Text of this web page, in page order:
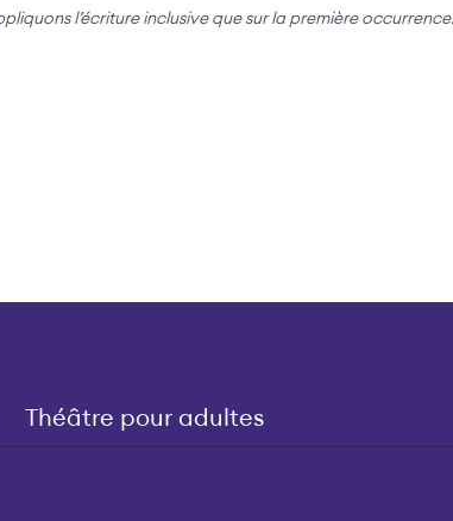
l’écriture inclusive que sur la première
Théâtre pour adultes